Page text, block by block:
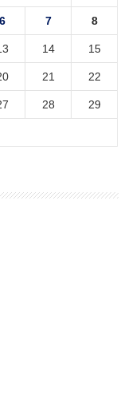
6 7 8
14 15
21 22
28 29